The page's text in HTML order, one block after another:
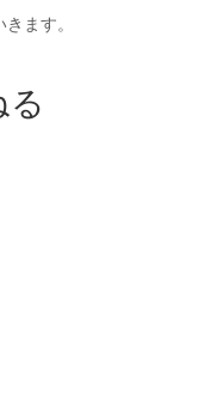
ます。
る